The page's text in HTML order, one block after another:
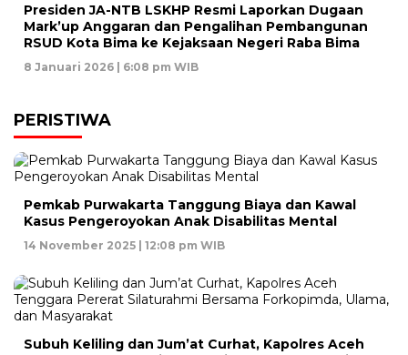
Presiden JA-NTB LSKHP Resmi Laporkan Dugaan
Mark’up Anggaran dan Pengalihan Pembangunan
RSUD Kota Bima ke Kejaksaan Negeri Raba Bima
8 Januari 2026 | 6:08 pm WIB
PERISTIWA
Pemkab Purwakarta Tanggung Biaya dan Kawal
Kasus Pengeroyokan Anak Disabilitas Mental
14 November 2025 | 12:08 pm WIB
Subuh Keliling dan Jum’at Curhat, Kapolres Aceh